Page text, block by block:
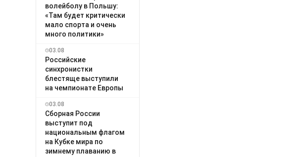
волейболу в Польшу:
«Там будет критически
мало спорта и очень
много политики»
03.08
Российские
синхронистки
блестяще выступили
на чемпионате Европы
03.08
Сборная России
выступит под
национальным флагом
на Кубке мира по
зимнему плаванию в